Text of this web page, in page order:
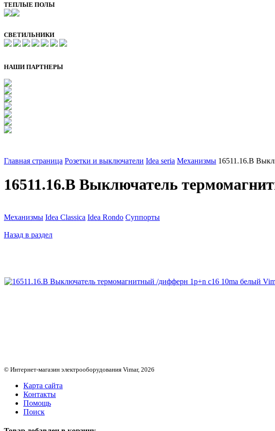
ТЕПЛЫЕ ПОЛЫ
СВЕТИЛЬНИКИ
НАШИ ПАРТНЕРЫ
Главная страница Розетки и выключатели Idea seria Механизмы 16511.16.B
16511.16.B Выключатель
Механизмы Idea Classica Idea Rondo Суппорты
Назад в раздел
© Интернет-магазин электрооборудования Vimar, 2026
Карта сайта
Контакты
Помощь
Поиск